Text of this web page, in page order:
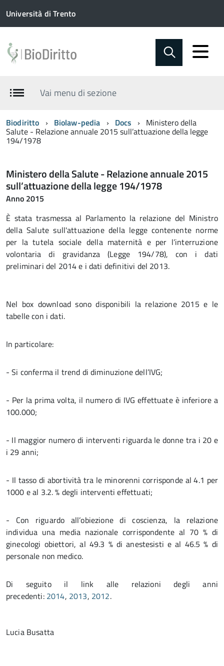
Università di Trento
Vai menu di sezione
Biodiritto Biolaw-pedia Docs Ministero della
Salute - Relazione annuale 2015 sull’attuazione della legge
194/1978
Ministero della Salute - Relazione annuale 2015
sull’attuazione della legge 194/1978
Anno 2015
È stata trasmessa al Parlamento la relazione del Ministro
della Salute sull'attuazione della legge contenente norme
per la tutela sociale della maternità e per l’interruzione
volontaria di gravidanza (Legge 194/78), con i dati
preliminari del 2014 e i dati definitivi del 2013.
Nel box download sono disponibili la relazione 2015 e le
tabelle con i dati.
In particolare:
- Si conferma il trend di diminuzione dell’IVG;
- Per la prima volta, il numero di IVG effettuate è inferiore a
100.000;
- Il maggior numero di interventi riguarda le donne tra i 20 e
i 29 anni;
- Il tasso di abortività tra le minorenni corrisponde al 4.1 per
1000 e al 3.2. % degli interventi effettuati;
- Con riguardo all’obiezione di coscienza, la relazione
individua una media nazionale corrispondente al 70 % di
ginecologi obiettori, al 49.3 % di anestesisti e al 46.5 % di
personale non medico.
Di seguito il link alle relazioni degli anni
precedenti: 2014, 2013, 2012.
Lucia Busatta